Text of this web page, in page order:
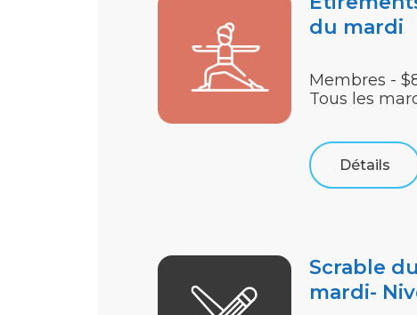
du mardi
Tous les
Membres -
Détails
Scrable
mardi-